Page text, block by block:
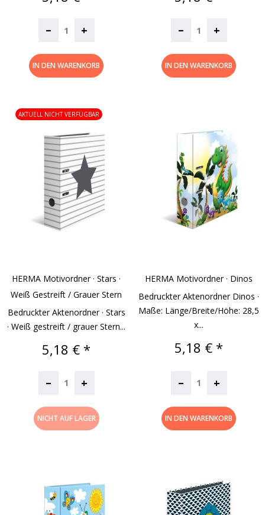
– +
IN DEN WARENKORB
– +
IN DEN WARENKORB
HERMA Motivordner · Stars ·
Weiß Gestreift / Grauer Stern
Bedruckter Aktenordner · Stars
· Weiß gestreift / grauer Stern...
Preis
5,18 € *
– +
NICHT AUF LAGER
AKTUELL NICHT VERFÜGBAR
HERMA Motivordner · Dinos
Bedruckter Aktenordner Dinos ·
Maße: Länge/Breite/Höhe: 28,5
x...
Preis
5,18 € *
– +
IN DEN WARENKORB